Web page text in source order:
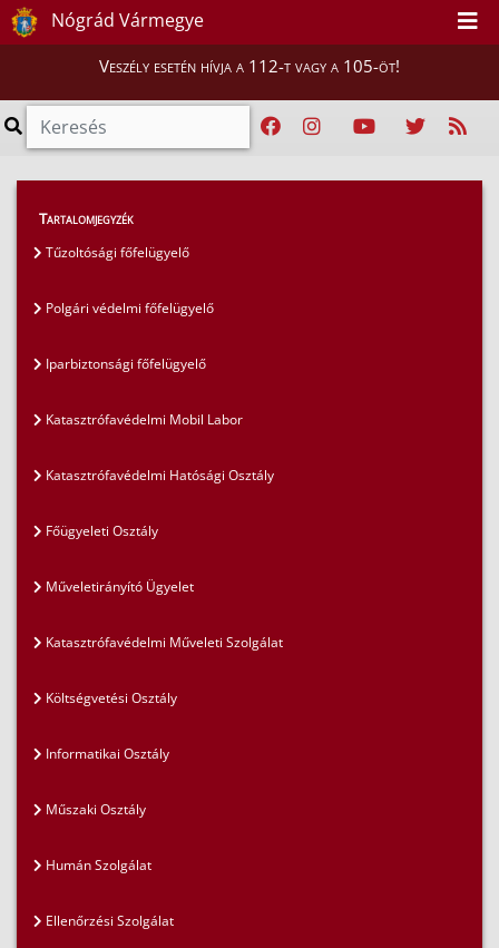
Nógrád Vármegye
Veszély esetén hívja a 112-t vagy a 105-öt!
Magunkról
Műszaki Osztály
Tartalomjegyzék
Tűzoltósági főfelügyelő
Polgári védelmi főfelügyelő
Iparbiztonsági főfelügyelő
Katasztrófavédelmi Mobil Labor
Katasztrófavédelmi Hatósági Osztály
Főügyeleti Osztály
Műveletirányító Ügyelet
Katasztrófavédelmi Műveleti Szolgálat
Költségvetési Osztály
Informatikai Osztály
Műszaki Osztály
Humán Szolgálat
Ellenőrzési Szolgálat